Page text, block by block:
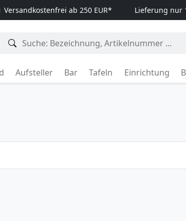
Versandkostenfrei ab 250 EUR* Lieferung nur
Aufsteller Bar Tafeln Einrichtung